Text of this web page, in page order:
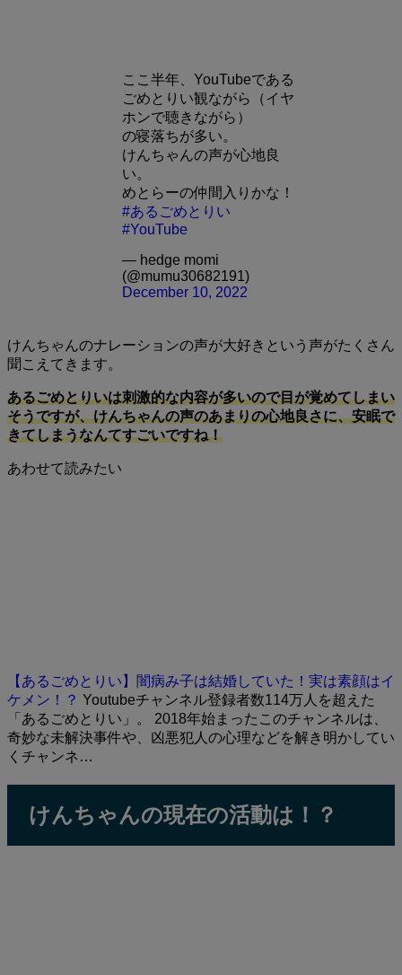
ここ半年、YouTubeである
ごめとりい観ながら（イヤ
ホンで聴きながら）
の寝落ちが多い。
けんちゃんの声が心地良
い。
めとらーの仲間入りかな！
#あるごめとりい
#YouTube
— hedge momi
(@mumu30682191)
December 10, 2022
けんちゃんのナレーションの声が大好きという声がたくさん
聞こえてきます。
あるごめとりいは刺激的な内容が多いので目が覚めてしまい
そうですが、けんちゃんの声のあまりの心地良さに、安眠で
きてしまうなんてすごいですね！
あわせて読みたい
【あるごめとりい】闇病み子は結婚していた！実は素顔はイ
ケメン！？ Youtubeチャンネル登録者数114万人を超えた
「あるごめとりい」。 2018年始まったこのチャンネルは、
奇妙な未解決事件や、凶悪犯人の心理などを解き明かしてい
くチャンネ…
けんちゃんの現在の活動は！？